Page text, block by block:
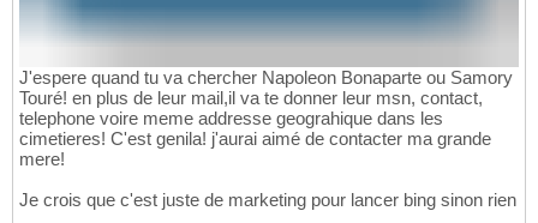
J'espere quand tu va chercher Napoleon Bonaparte ou Samory
Touré! en plus de leur mail,il va te donner leur msn, contact,
telephone voire meme addresse geograhique dans les
cimetieres! C'est genila! j'aurai aimé de contacter ma grande
mere!
Je crois que c'est juste de marketing pour lancer bing sinon rien